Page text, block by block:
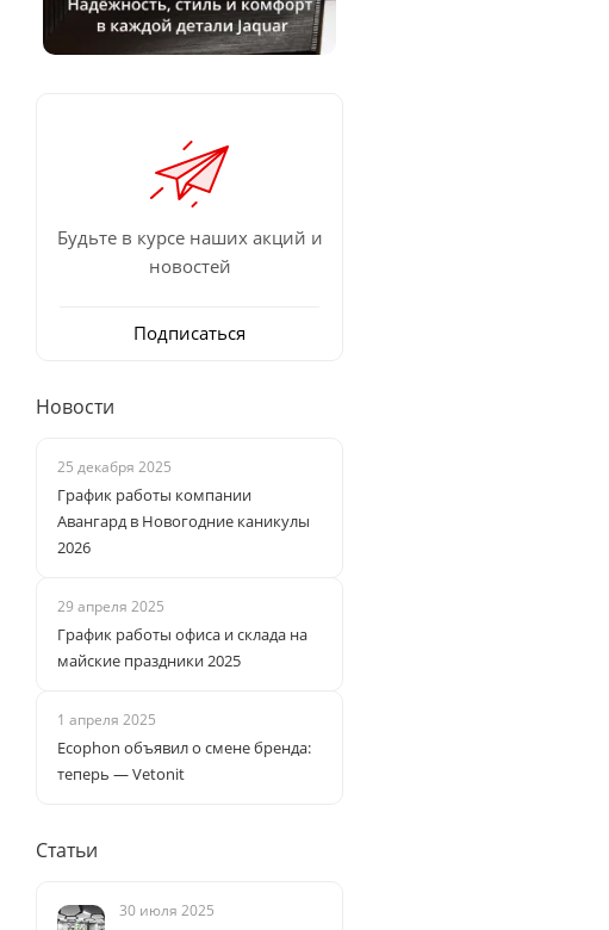
Будьте в курсе наших акций и
новостей
Подписаться
Новости
25 декабря 2025
График работы компании
Авангард в Новогодние каникулы
2026
29 апреля 2025
График работы офиса и склада на
майские праздники 2025
1 апреля 2025
Ecophon объявил о смене бренда:
теперь — Vetonit
Статьи
30 июля 2025